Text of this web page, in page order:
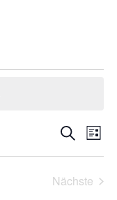
Suche
SucheListe
Nächste